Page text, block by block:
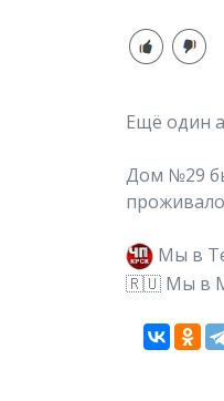
Ещё один
Дом №29
Мы в
🇷🇺 Мы в